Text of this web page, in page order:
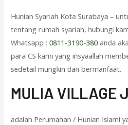
Hunian Syariah Kota Surabaya –
tentang rumah syariah, hubungi
Whatsapp :0811-3190-380 anda
para CS kami yang insyaallah
sedetail mungkin dan bermanfaat.
MULIA VILLAGE
adalah Perumahan / Hunian Islami